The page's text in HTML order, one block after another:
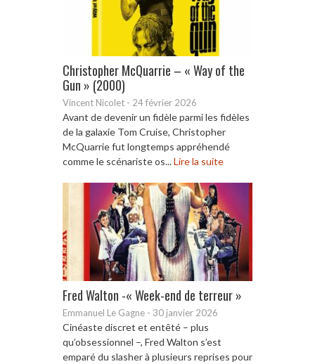
Christopher McQuarrie – « Way of the
Gun » (2000)
Vincent Nicolet - 24 février 2026
Avant de devenir un fidèle parmi les fidèles
de la galaxie Tom Cruise, Christopher
McQuarrie fut longtemps appréhendé
comme le scénariste os...Lire la suite
Fred Walton -« Week-end de terreur »
Emmanuel Le Gagne - 30 janvier 2026
Cinéaste discret et entêté – plus
qu’obsessionnel –, Fred Walton s’est
emparé du slasher à plusieurs reprises pour